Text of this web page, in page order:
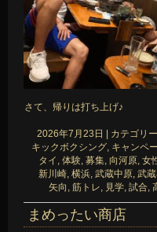
さて、帰りは打ち上げ♪
2026年7月23日 | カテゴリ
キックボクシング, キャンペ
タイ , 体験, 募集, 向河原, 女
新川崎, 横浜, 武蔵中原, 武
矢向 , 筋トレ, 見学, 試合,
まめったい商店